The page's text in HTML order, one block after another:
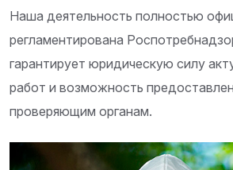
Наша деятельность полностью
регламентирована
гарантирует юридическую силу
работ и возможность
проверяющим органам.